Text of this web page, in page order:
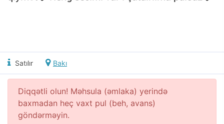
Satılır Bakı
Diqqətli olun! Məhsula (əmlaka) yerində
baxmadan heç vaxt pul (beh, avans)
göndərməyin.